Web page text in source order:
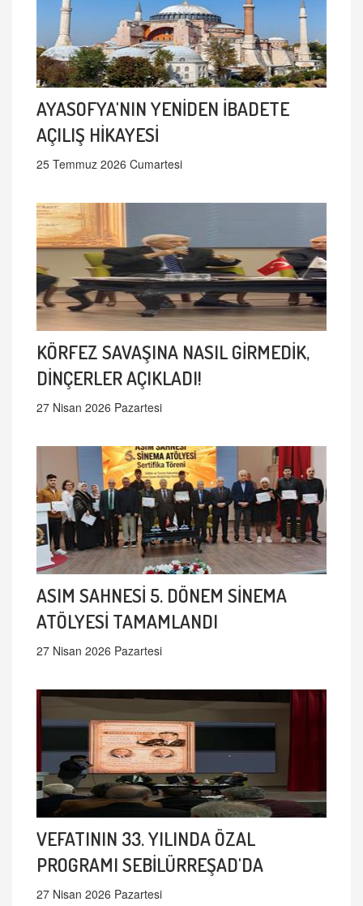
AYASOFYA'NIN YENİDEN İBADETE
AÇILIŞ HİKAYESİ
25 Temmuz 2026 Cumartesi
KÖRFEZ SAVAŞINA NASIL GİRMEDİK,
DİNÇERLER AÇIKLADI!
27 Nisan 2026 Pazartesi
ASIM SAHNESİ 5. DÖNEM SİNEMA
ATÖLYESİ TAMAMLANDI
27 Nisan 2026 Pazartesi
VEFATININ 33. YILINDA ÖZAL
PROGRAMI SEBİLÜRREŞAD'DA
27 Nisan 2026 Pazartesi